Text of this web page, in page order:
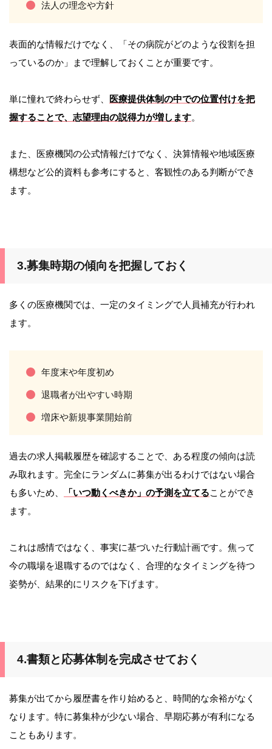
法人の理念や方針
表面的な情報だけでなく、「その病院がどのような役割を担
っているのか」まで理解しておくことが重要です。
単に憧れで終わらせず、
医療提供体制の中での位置付けを把
握することで、志望理由の説得力が増します。
また、医療機関の公式情報だけでなく、決算情報や地域医療
構想など公的資料も参考にすると、客観性のある判断ができ
ます。
3.募集時期の傾向を把握しておく
多くの医療機関では、一定のタイミングで人員補充が行われ
ます。
年度末や年度初め
退職者が出やすい時期
増床や新規事業開始前
過去の求人掲載履歴を確認することで、ある程度の傾向は読
み取れます。完全にランダムに募集が出るわけではない場合
も多いため、
「いつ動くべきか」の予測を立てることができ
ます。
これは感情ではなく、事実に基づいた行動計画です。焦って
今の職場を退職するのではなく、合理的なタイミングを待つ
姿勢が、結果的にリスクを下げます。
4.書類と応募体制を完成させておく
募集が出てから履歴書を作り始めると、時間的な余裕がなく
なります。特に募集枠が少ない場合、早期応募が有利になる
こともあります。